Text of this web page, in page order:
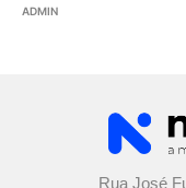
ADMIN
Rua José